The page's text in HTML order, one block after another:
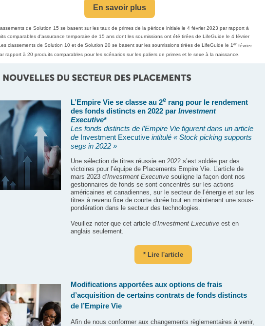
En savoir plus
de Solution 15 se basent sur les taux de primes de la période initiale le 4 février 2023 par rapport à
comparables d'assurance temporaire de 15 ans dont les soumissions ont été tirées de LifeGuide le 4 février
classements de Solution 10 et de Solution 20 se basent sur les soumissions tirées de LifeGuide le 1er février
rapport à 20 produits comparables pour les scénarios sur les paliers de primes et le sexe à la naissance.
L’Empire Vie se classe au 2e rang pour le rendement
des fonds distincts en 2022 par Investment
Executive*
Les fonds distincts de l’Empire Vie figurent dans un article
de Investment Executive intitulé « Stock picking supports
segs in 2022 »
Une sélection de titres réussie en 2022 s’est soldée par des
victoires pour l’équipe de Placements Empire Vie. L’article de
mars 2023 d’Investment Executive souligne la façon dont nos
gestionnaires de fonds se sont concentrés sur les actions
américaines et canadiennes, sur le secteur de l’énergie et sur les
titres à revenu fixe de courte durée tout en maintenant une sous-
pondération dans le secteur des technologies.
Veuillez noter que cet article d’Investment Executive est en
anglais seulement.
* Lire l'article
Modifications apportées aux options de frais
d’acquisition de certains contrats de fonds distincts
de l’Empire Vie
Afin de nous conformer aux changements règlementaires à venir,